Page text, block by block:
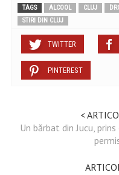
TAGS ALCOOL CLUJ
STIRI DIN CLUJ
TWITTER
PINTEREST
<
Un bărbat din Jucu,